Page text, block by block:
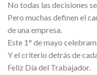
No todas las decisiones
Pero muchas definen el
de una empresa.
Este 1° de mayo
Y el criterio detrás de
Feliz Día del Trabajador.